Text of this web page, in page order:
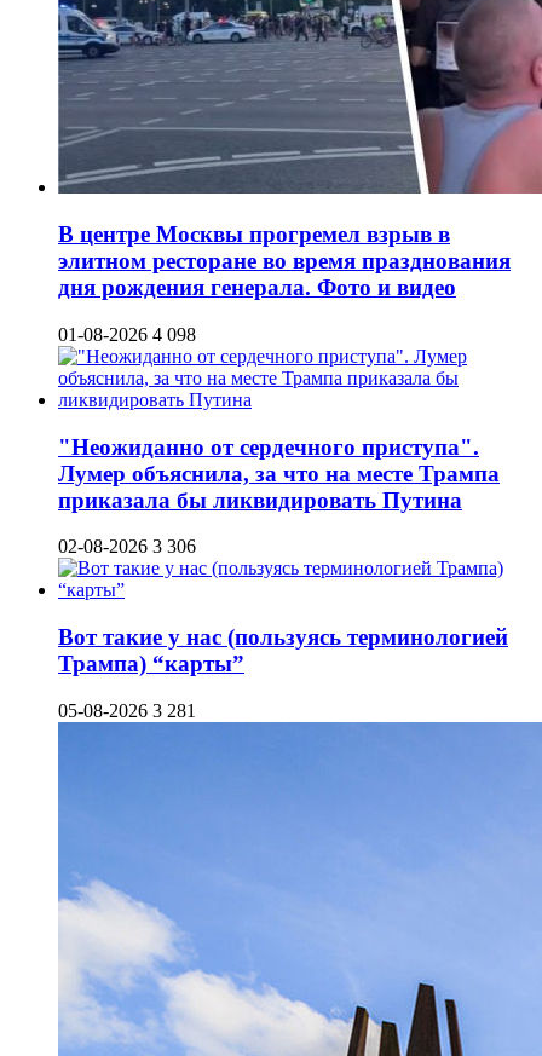
В центре Москвы прогремел взрыв в
элитном ресторане во время празднования
дня рождения генерала. Фото и видео
01-08-2026 4 098
"Неожиданно от сердечного приступа".
Лумер объяснила, за что на месте Трампа
приказала бы ликвидировать Путина
02-08-2026 3 306
Вот такие у нас (пользуясь терминологией
Трампа) “карты”
05-08-2026 3 281